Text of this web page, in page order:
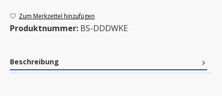
Zum Merkzettel hinzufügen
Produktnummer: BS-DDDWKE
Beschreibung